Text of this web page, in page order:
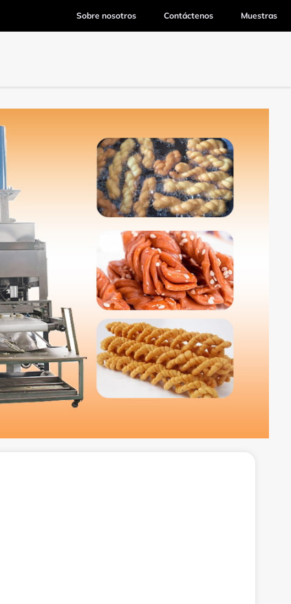
Sobre nosotros Contáctenos Muestras